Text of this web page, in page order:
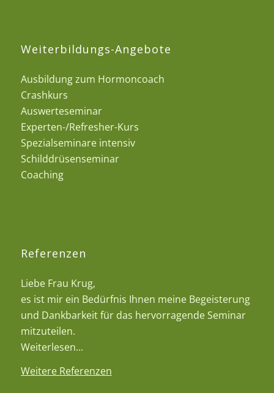
Weiterbildungs-Angebote
Ausbildung zum Hormoncoach
Crashkurs
Auswerteseminar
Experten-/Refresher-Kurs
Spezialseminare intensiv
Schilddrüsenseminar
Coaching
Referenzen
Liebe Frau Krug,
es ist mir ein Bedürfnis Ihnen meine Begeisterung
und Dankbarkeit für das hervorragende Seminar
mitzuteilen.
Weiterlesen...
Weitere Referenzen